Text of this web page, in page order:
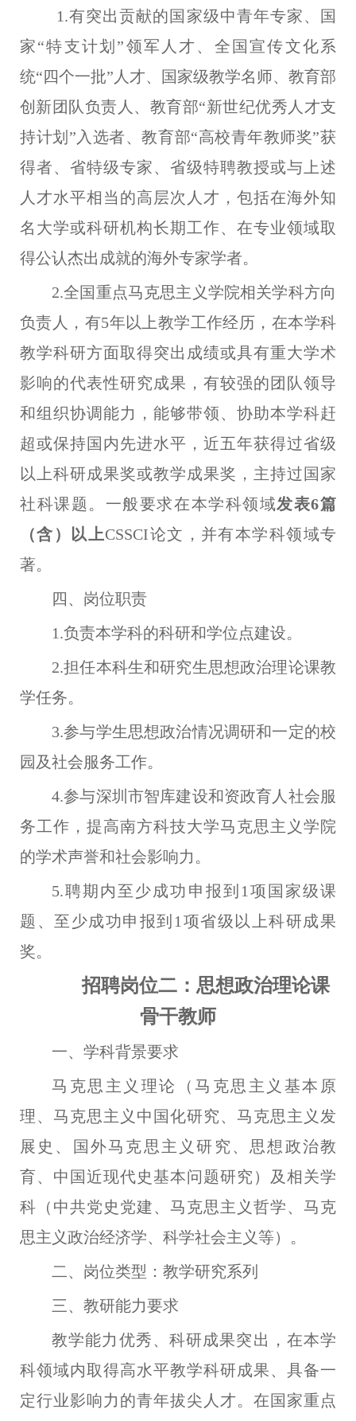
1.有突出贡献的国家级中青年专家、
国
家“特支计划”领军人才、 全国宣传文化系
统“四个一批”人才、国家级教学名师、 教育部
创新团队负责人、 教育部“新世纪优秀人才支
持计划”入选者、教育部“高校青年教师奖”获
得者、 省特级专家、 省级特聘教授或与上述
人才水平相当的高层次人才，包括在海外知
名大学或科研机构长期工作、在专业领域取
得公认杰出成就的海外专家学者。
2.全国重点马克思主义学院相关学科方向
负责人，有5年以上教学工作经历，在本学科
教学科研方面取得突出成绩或具有重大学术
影响的代表性研究成果，有较强的团队领导
和组织协调能力，能够带领、协助本学科赶
超或保持国内先进水平，近五年获得过省级
以上科研成果奖或教学成果奖，主持过国家
社科课题。一般要求在本学科领域发表6篇
（含）以上CSSCI论文，并有本学科领域专
著。
四、岗位职责
1.负责本学科的科研和学位点建设。
2.担任本科生和研究生思想政治理论课教
学任务。
3.参与学生思想政治情况调研和一定的校
园及社会服务工作。
4.参与深圳市智库建设和资政育人社会服
务工作，提高南方科技大学马克思主义学院
的学术声誉和社会影响力。
5.聘期内至少成功申报到1项国家级课
题、至少成功申报到1项省级以上科研成果
奖。
招聘岗位二：思想政治理论课
骨干教师
一、学科背景要求
马克思主义理论（马克思主义基本原
理、马克思主义中国化研究、马克思主义发
展史、国外马克思主义研究、思想政治教
育、中国近现代史基本问题研究）及相关学
科（中共党史党建、马克思主义哲学、马克
思主义政治经济学、科学社会主义等）。
二、岗位类型：教学研究系列
三、教研能力要求
教学能力优秀、科研成果突出，在本学
科领域内取得高水平教学科研成果、具备一
定行业影响力的青年拔尖人才。 在国家重点